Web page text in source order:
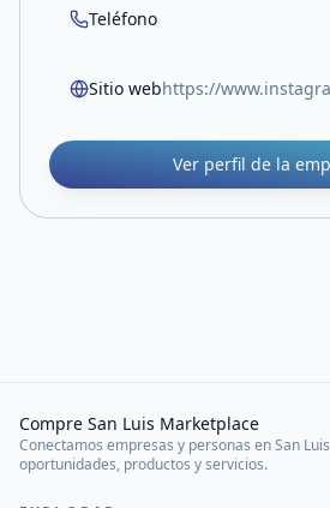
Teléfono
Sitio web
Ver perfil de la
Compre San Luis Marketplace
Conectamos empresas y personas en San
oportunidades, productos y servicios.